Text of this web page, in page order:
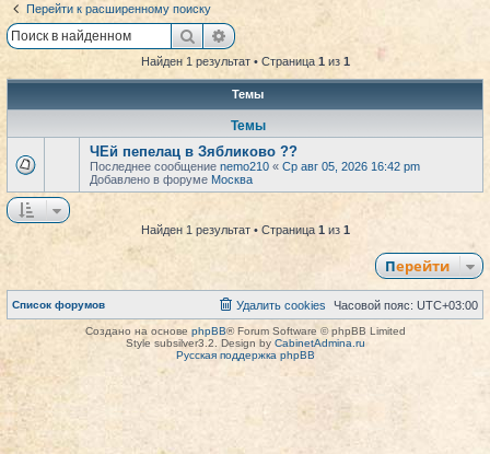
Перейти к расширенному поиску
ПоискРасширенный поиск
Найден 1 результат • Страница 1из 1
Темы
Темы
ЧЕй пепелац в Зябликово ??
Последнее сообщение nemo210 « Ср авг 05, 2026 16:42 pm
Добавлено в форуме Москва
Найден 1 результат • Страница 1из 1
Перейти
Список форумов Часовой пояс: UTC+03:00
Удалить cookies
Создано на основе phpBB® Forum Software © phpBB Limited
Style subsilver3.2. Design by CabinetAdmina.ru
Русская поддержка phpBB